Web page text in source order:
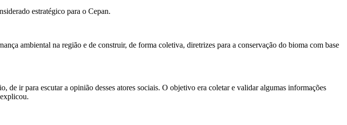
estratégico para o Cepan.
ambiental na região e de construir, de forma coletiva, diretrizes para a conservação do bioma com base
ir para escutar a opinião desses atores sociais. O objetivo era coletar e validar algumas informações